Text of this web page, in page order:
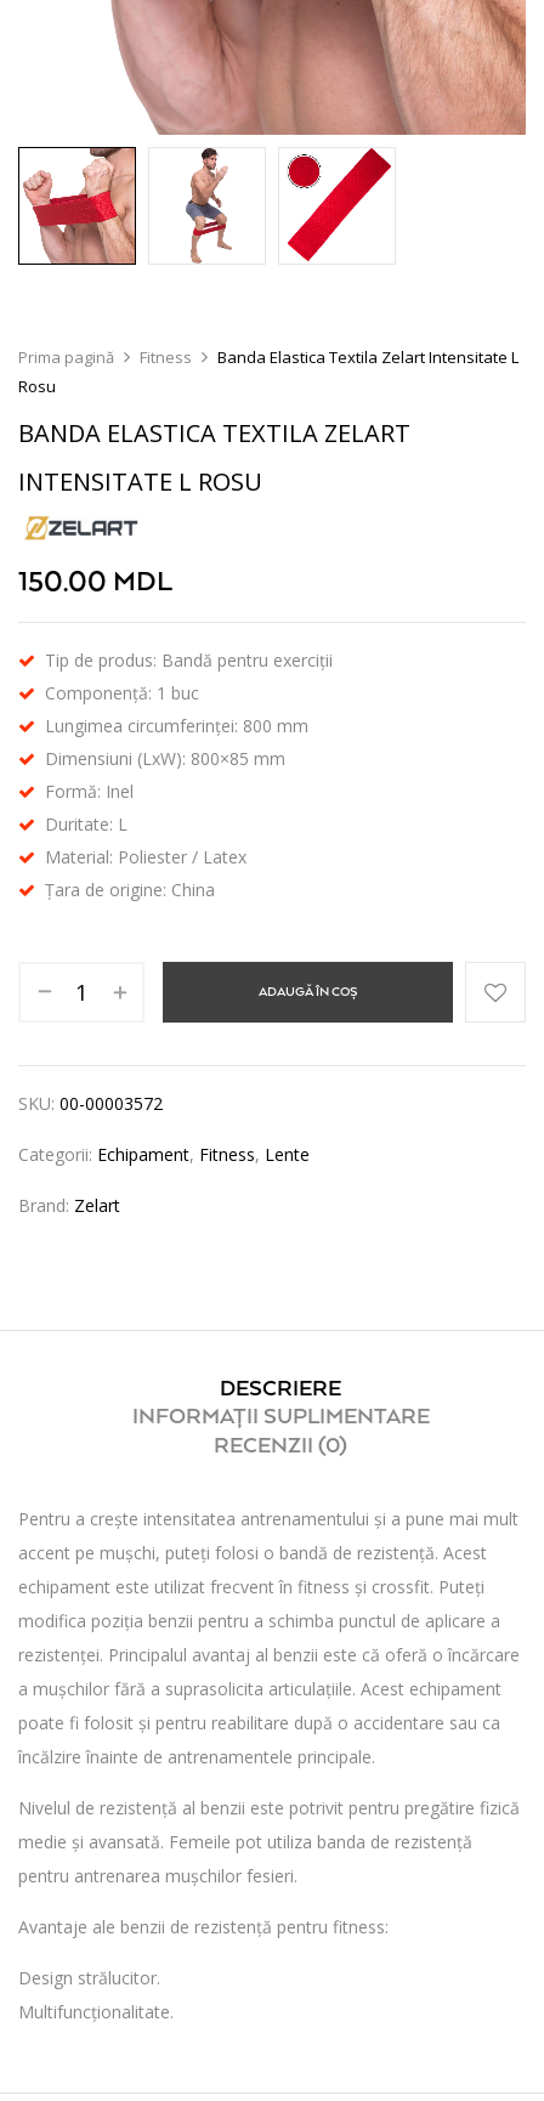
Prima pagină Fitness
Banda Elastica Textila Zelart Intensitate L
Rosu
BANDA ELASTICA TEXTILA ZELART
INTENSITATE L ROSU
150.00 MDL
Tip de produs: Bandă pentru exerciții
Componență: 1 buc
Lungimea circumferinței: 800 mm
Dimensiuni (LxW): 800×85 mm
Formă: Inel
Duritate: L
Material: Poliester / Latex
Țara de origine: China
ADAUGĂ ÎN COȘ
SKU: 00-00003572
Categorii: Echipament, Fitness, Lente
Brand: Zelart
DESCRIERE
INFORMAȚII SUPLIMENTARE
RECENZII (0)
Pentru a crește intensitatea antrenamentului și a pune mai mult
accent pe mușchi, puteți folosi o bandă de rezistență. Acest
echipament este utilizat frecvent în fitness și crossfit. Puteți
modifica poziția benzii pentru a schimba punctul de aplicare a
rezistenței. Principalul avantaj al benzii este că oferă o încărcare
a mușchilor fără a suprasolicita articulațiile. Acest echipament
poate fi folosit și pentru reabilitare după o accidentare sau ca
încălzire înainte de antrenamentele principale.
Nivelul de rezistență al benzii este potrivit pentru pregătire fizică
medie și avansată. Femeile pot utiliza banda de rezistență
pentru antrenarea mușchilor fesieri.
Avantaje ale benzii de rezistență pentru fitness:
Design strălucitor.
Multifuncționalitate.